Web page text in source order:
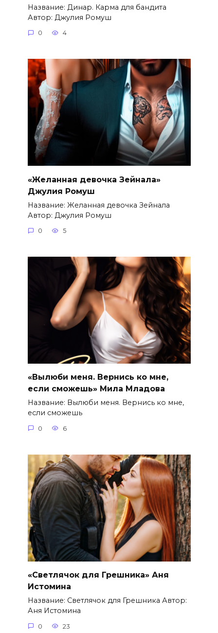
Название: Динар. Карма для бандита
Автор: Джулия Ромуш
0 4
«Желанная девочка Зейнала»
Джулия Ромуш
Название: Желанная девочка Зейнала
Автор: Джулия Ромуш
0 5
«Вылюби меня. Вернись ко мне,
если сможешь» Мила Младова
Название: Вылюби меня. Вернись ко мне,
если сможешь
0 6
«Светлячок для Грешника» Аня
Истомина
Название: Светлячок для Грешника Автор:
Аня Истомина
0 23